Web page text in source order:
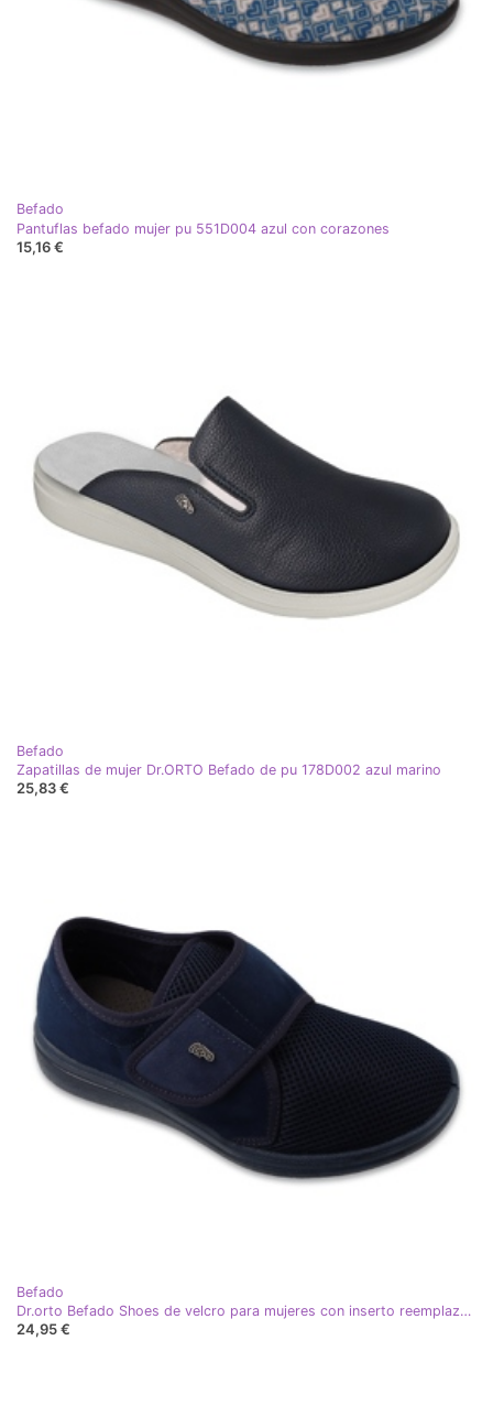
Befado
Pantuflas befado mujer pu 551D004 azul con corazones
15,16 €
Befado
Zapatillas de mujer Dr.ORTO Befado de pu 178D002 azul marino
25,83 €
Befado
Dr.orto Befado Shoes de velcro para mujeres con inserto reemplazable PU 088D001 azul marino
24,95 €